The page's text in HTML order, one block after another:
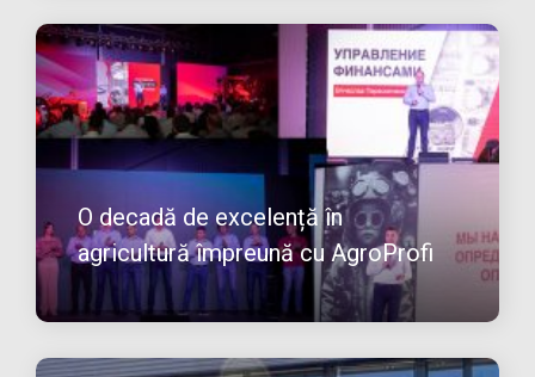
O decadă de excelență în
agricultură împreună cu AgroProfi